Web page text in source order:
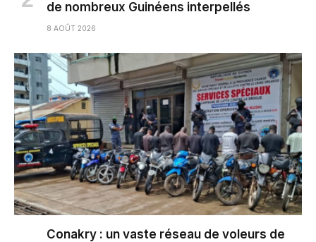
de nombreux Guinéens interpellés
8 AOÛT 2026
Conakry : un vaste réseau de voleurs de